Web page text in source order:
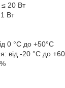
≤ 20 Вт
Вт
0 °C до +50°C
від -20 °C до